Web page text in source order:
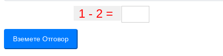
Вземете Отговор